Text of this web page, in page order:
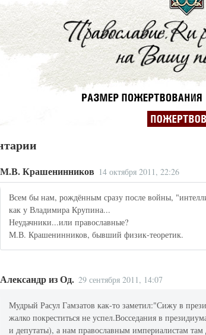
М.В. Крашенинников 14 октября 2011, 22:26
Всем бы нам, рождённым сразу после войны,
как у Владимира Крупина...
Неудачники...или православные?
М.В. Крашенинников, бывший физик-теоретик.
Александр из Од. 29 сентября 2011, 14:07
Мудрый Расул Гамзатов как-то заметил:"Сижу в
жалко покреститься не успел.Восседания в
и депутаты), а нам православным империалистам